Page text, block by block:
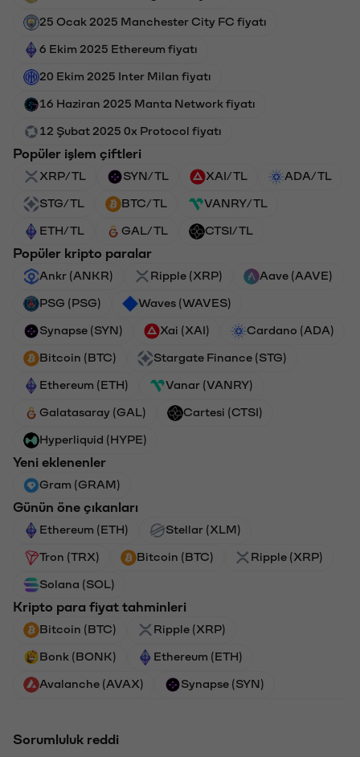
25 Ocak 2025 Manchester City FC fiyatı
6 Ekim 2025 Ethereum fiyatı
20 Ekim 2025 Inter Milan fiyatı
16 Haziran 2025 Manta Network fiyatı
12 Şubat 2025 0x Protocol fiyatı
Popüler işlem çiftleri
XRP/TL SYN/TL XAI/TL ADA/TL
STG/TL BTC/TL VANRY/TL
ETH/TL GAL/TL CTSI/TL
Popüler kripto paralar
Ankr (ANKR) Ripple (XRP) Aave (AAVE)
PSG (PSG) Waves (WAVES)
Synapse (SYN) Xai (XAI) Cardano (ADA)
Bitcoin (BTC) Stargate Finance (STG)
Ethereum (ETH) Vanar (VANRY)
Galatasaray (GAL) Cartesi (CTSI)
Hyperliquid (HYPE)
Yeni eklenenler
Gram (GRAM)
Günün öne çıkanları
Ethereum (ETH) Stellar (XLM)
Tron (TRX) Bitcoin (BTC) Ripple (XRP)
Solana (SOL)
Kripto para fiyat tahminleri
Bitcoin (BTC) Ripple (XRP)
Bonk (BONK) Ethereum (ETH)
Avalanche (AVAX) Synapse (SYN)
Sorumluluk reddi